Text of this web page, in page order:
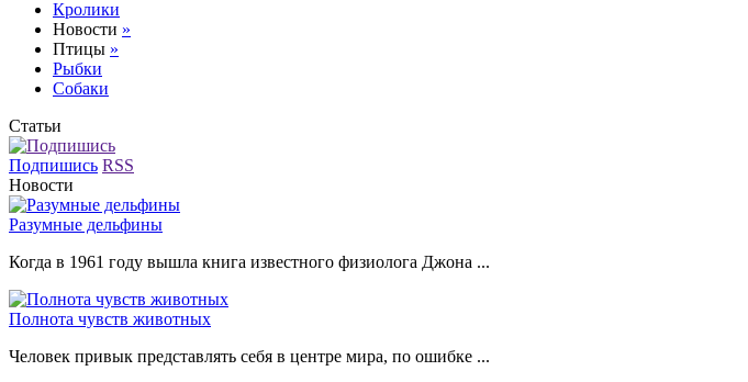
Кролики
Новости »
Птицы »
Рыбки
Собаки
Статьи
Подпишись RSS
Новости
Разумные дельфины
Когда в 1961 году вышла книга известного физиолога Джона ...
Полнота чувств животных
Человек привык представлять себя в центре мира, по ошибке ...